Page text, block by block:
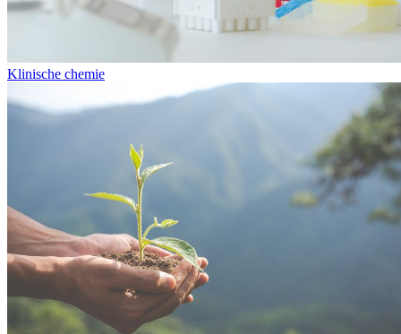
Klinische chemie